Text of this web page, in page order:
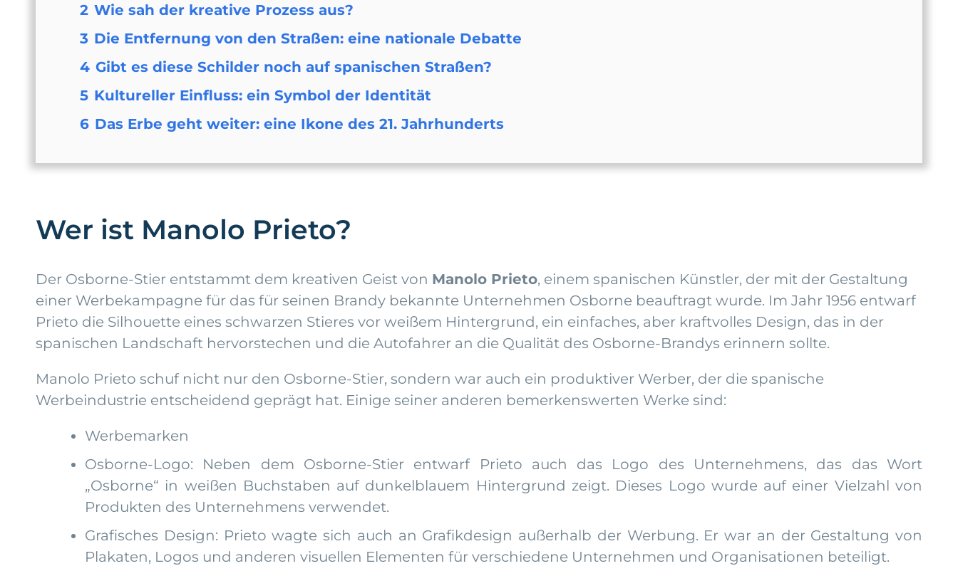
2 Wie sah der kreative Prozess aus?
3 Die Entfernung von den Straßen: eine nationale Debatte
4 Gibt es diese Schilder noch auf spanischen Straßen?
5 Kultureller Einfluss: ein Symbol der Identität
6 Das Erbe geht weiter: eine Ikone des 21. Jahrhunderts
Wer ist Manolo Prieto?
Der Osborne-Stier entstammt dem kreativen Geist von Manolo Prieto, einem spanischen Künstler, der mit der Gestaltung
einer Werbekampagne für das für seinen Brandy bekannte Unternehmen Osborne beauftragt wurde. Im Jahr 1956 entwarf
Prieto die Silhouette eines schwarzen Stieres vor weißem Hintergrund, ein einfaches, aber kraftvolles Design, das in der
spanischen Landschaft hervorstechen und die Autofahrer an die Qualität des Osborne-Brandys erinnern sollte.
Manolo Prieto schuf nicht nur den Osborne-Stier, sondern war auch ein produktiver Werber, der die spanische
Werbeindustrie entscheidend geprägt hat. Einige seiner anderen bemerkenswerten Werke sind:
Werbemarken
Osborne-Logo: Neben dem Osborne-Stier entwarf Prieto auch das Logo des Unternehmens, das das Wort
„Osborne“ in weißen Buchstaben auf dunkelblauem Hintergrund zeigt. Dieses Logo wurde auf einer Vielzahl von
Produkten des Unternehmens verwendet.
Grafisches Design: Prieto wagte sich auch an Grafikdesign außerhalb der Werbung. Er war an der Gestaltung von
Plakaten, Logos und anderen visuellen Elementen für verschiedene Unternehmen und Organisationen beteiligt.